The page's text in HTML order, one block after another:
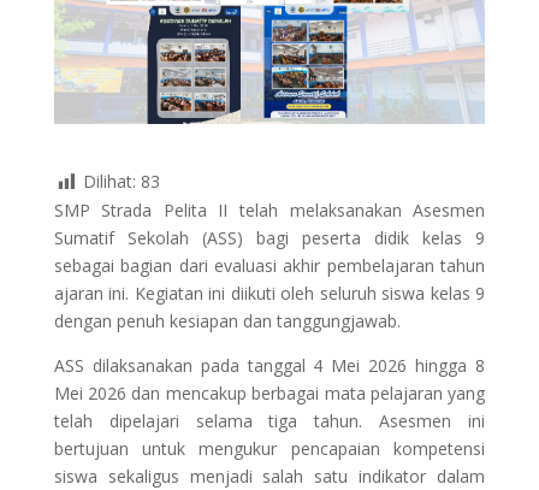
Dilihat: 83
SMP Strada Pelita II telah melaksanakan Asesmen
Sumatif Sekolah (ASS) bagi peserta didik kelas 9
sebagai bagian dari evaluasi akhir pembelajaran tahun
ajaran ini. Kegiatan ini diikuti oleh seluruh siswa kelas 9
dengan penuh kesiapan dan tanggungjawab.
ASS dilaksanakan pada tanggal 4 Mei 2026 hingga 8
Mei 2026 dan mencakup berbagai mata pelajaran yang
telah dipelajari selama tiga tahun. Asesmen ini
bertujuan untuk mengukur pencapaian kompetensi
siswa sekaligus menjadi salah satu indikator dalam